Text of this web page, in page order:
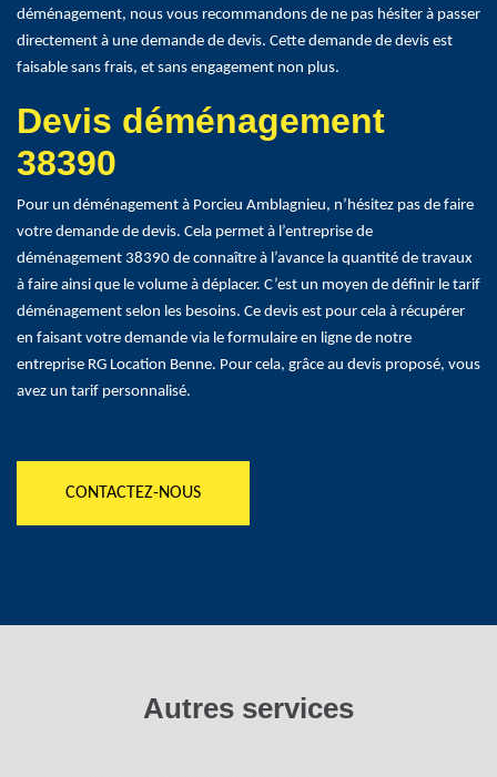
déménagement, nous vous recommandons de ne pas hésiter à passer
directement à une demande de devis. Cette demande de devis est
faisable sans frais, et sans engagement non plus.
Devis déménagement
38390
Pour un déménagement à Porcieu Amblagnieu, n’hésitez pas de faire
votre demande de devis. Cela permet à l’entreprise de
déménagement 38390 de connaître à l’avance la quantité de travaux
à faire ainsi que le volume à déplacer. C’est un moyen de définir le tarif
déménagement selon les besoins. Ce devis est pour cela à récupérer
en faisant votre demande via le formulaire en ligne de notre
entreprise RG Location Benne. Pour cela, grâce au devis proposé, vous
avez un tarif personnalisé.
CONTACTEZ-NOUS
Autres services